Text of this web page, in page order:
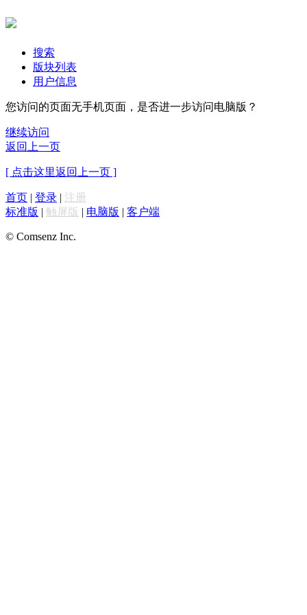
搜索
版块列表
用户信息
您访问的页面无手机页面，是否进一步访问电脑版？
继续访问
返回上一页
[ 点击这里返回上一页 ]
首页 | 登录 | 注册
标准版 | 触屏版 | 电脑版 | 客户端
© Comsenz Inc.